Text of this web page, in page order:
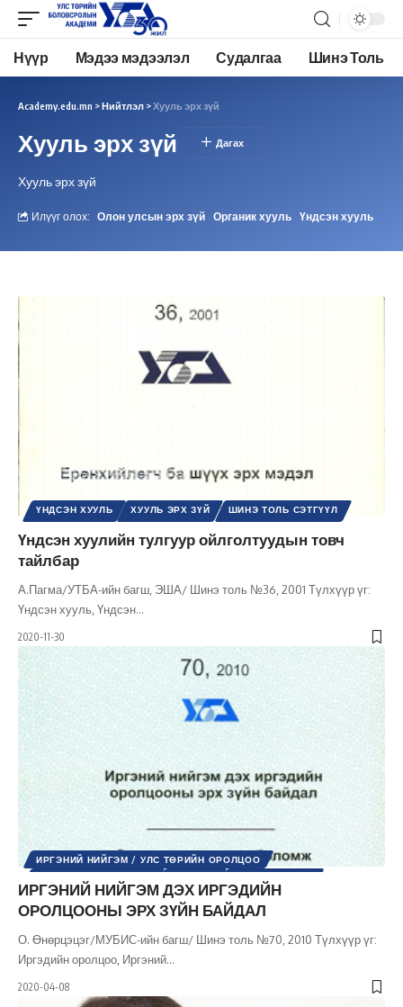
Нүүр Мэдээ мэдээлэл Судалгаа Шинэ Толь
Academy.edu.mn >Нийтлэл >Хууль эрх зүй
Хууль эрх зүй
Хууль эрх зүй
Илүүг олох: Олон улсын эрх зүй Органик хууль Үндсэн хууль
ҮНДСЭН ХУУЛЬ ХУУЛЬ ЭРХ ЗҮЙ ШИНЭ ТОЛЬ СЭТГҮҮЛ
Үндсэн хуулийн тулгуур ойлголтуудын товч
тайлбар
А.Пагма/УТБА-ийн багш, ЭША/ Шинэ толь №36, 2001 Түлхүүр үг:
Үндсэн хууль, Үндсэн…
2020-11-30
ИРГЭНИЙ НИЙГЭМ / УЛС ТӨРИЙН ОРОЛЦОО
ШИНЭ ТОЛЬ СЭТГҮҮЛ
ИРГЭНИЙ НИЙГЭМ ДЭХ ИРГЭДИЙН
ОРОЛЦООНЫ ЭРХ ЗҮЙН БАЙДАЛ
О. Өнөрцэцэг/МУБИС-ийн багш/ Шинэ толь №70, 2010 Түлхүүр үг:
Иргэдийн оролцоо, Иргэний…
2020-04-08